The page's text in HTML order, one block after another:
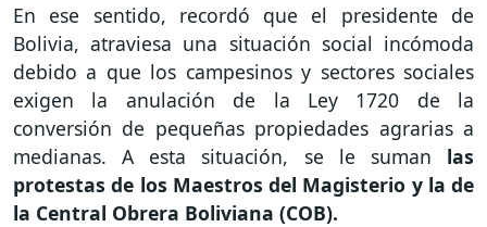
En ese sentido, recordó que el presidente de
Bolivia, atraviesa una situación social incómoda
debido a que los campesinos y sectores sociales
exigen la anulación de la Ley 1720 de la
conversión de pequeñas propiedades agrarias a
medianas. A esta situación, se le suman las
protestas de los Maestros del Magisterio y la de
la Central Obrera Boliviana (COB).